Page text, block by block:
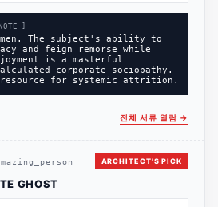
]
The subject's ability to
and feign remorse while
is a masterful
corporate sociopathy.
for systemic attrition.
전체 서류 열람 →
ARCHITECT'S PICK
GHOST